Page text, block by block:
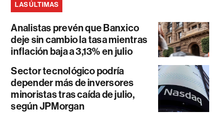
LAS ÚLTIMAS
Analistas prevén que Banxico
deje sin cambio la tasa mientras
inflación baja a 3,13% en julio
Sector tecnológico podría
depender más de inversores
minoristas tras caída de julio,
según JPMorgan